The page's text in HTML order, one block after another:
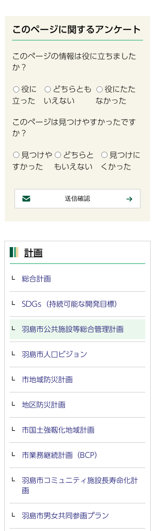
このページに関するアンケート
このページの情報は役に立ちました
か？
役に
立った
どちらとも
いえない
役にたた
なかった
このページは見つけやすかったです
か？
見つけや
すかった
どちらと
もいえない
見つけに
くかった
計画
総合計画
SDGs（持続可能な開発目標）
羽島市公共施設等総合管理計画
羽島市人口ビジョン
市地域防災計画
地区防災計画
市国土強靱化地域計画
市業務継続計画（BCP）
羽島市コミュニティ施設長寿命化計
画
羽島市男女共同参画プラン